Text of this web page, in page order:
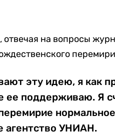
отвечая на вопросы
эту идею, я как
ее поддерживаю. Я
агентство УНИАН.